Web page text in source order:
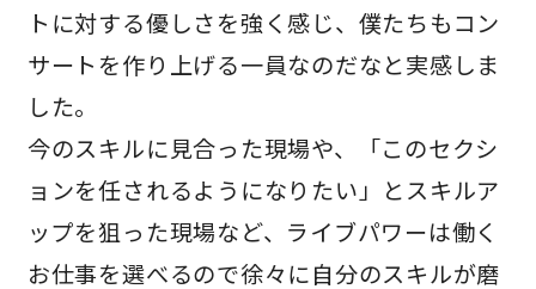
トに対する優しさを強く感じ、僕たちもコン
サートを作り上げる一員なのだなと実感しま
した。
今のスキルに見合った現場や、「このセクシ
ョンを任されるようになりたい」とスキルア
ップを狙った現場など、ライブパワーは働く
お仕事を選べるので徐々に自分のスキルが磨